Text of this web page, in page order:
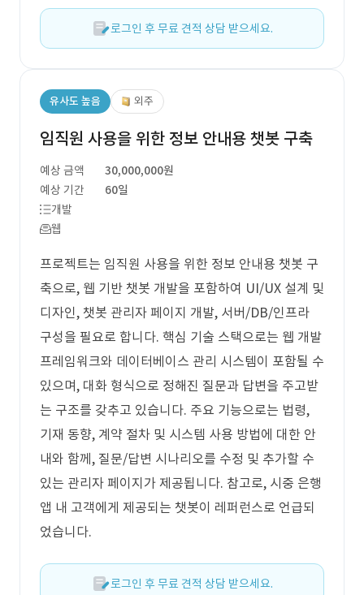
로그인 후 무료 견적 상담 받으세요.
유사도 높음 외주
임직원 사용을 위한 정보 안내용 챗봇 구축
예상 금액
30,000,000원
예상 기간
60일
개발
웹
프로젝트는 임직원 사용을 위한 정보 안내용 챗봇 구
축으로, 웹 기반 챗봇 개발을 포함하여 UI/UX 설계 및
디자인, 챗봇 관리자 페이지 개발, 서버/DB/인프라
구성을 필요로 합니다. 핵심 기술 스택으로는 웹 개발
프레임워크와 데이터베이스 관리 시스템이 포함될 수
있으며, 대화 형식으로 정해진 질문과 답변을 주고받
는 구조를 갖추고 있습니다. 주요 기능으로는 법령,
기재 동향, 계약 절차 및 시스템 사용 방법에 대한 안
내와 함께, 질문/답변 시나리오를 수정 및 추가할 수
있는 관리자 페이지가 제공됩니다. 참고로, 시중 은행
앱 내 고객에게 제공되는 챗봇이 레퍼런스로 언급되
었습니다.
로그인 후 무료 견적 상담 받으세요.